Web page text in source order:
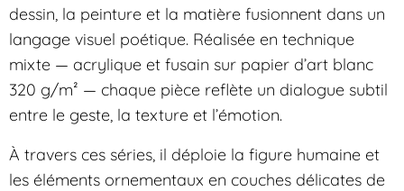
dessin, la peinture et la matière fusionnent dans un
langage visuel poétique. Réalisée en technique
mixte — acrylique et fusain sur papier d’art blanc
320 g/m² — chaque pièce reflète un dialogue subtil
entre le geste, la texture et l’émotion.
À travers ces séries, il déploie la figure humaine et
les éléments ornementaux en couches délicates de